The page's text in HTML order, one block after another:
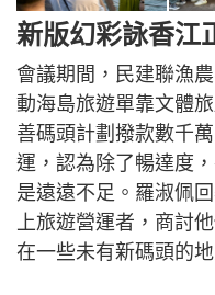
新版幻彩詠香江
會議期間，民建聯漁
動海島旅遊單靠文體
善碼頭計劃撥款數千
運，認為除了暢達度
是遠遠不足。羅淑佩
上旅遊營運者，商討
在一些未有新碼頭的